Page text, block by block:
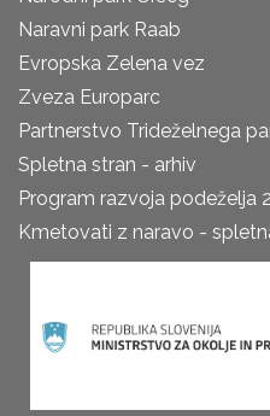
Naravni park Raab
Evropska Zelena vez
Zveza Europarc
Partnerstvo Trideželnega
Spletna stran - arhiv
Program razvoja podeželja
Kmetovati z naravo -